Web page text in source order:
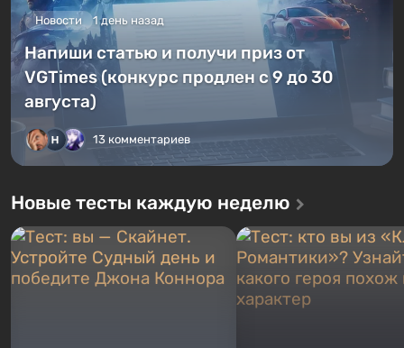
Новости 1 день назад
Напиши статью и получи приз от
VGTimes (конкурс продлен с 9 до 30
августа)
13 комментариев
Новые тесты каждую неделю